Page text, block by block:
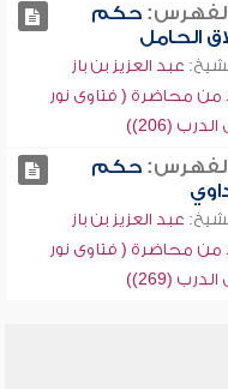
حكم
الحامل
عبد العزيز بن باز
من محاضرة ( فتاوى نور
(206))
حكم
عبد العزيز بن باز
من محاضرة ( فتاوى نور
(269))